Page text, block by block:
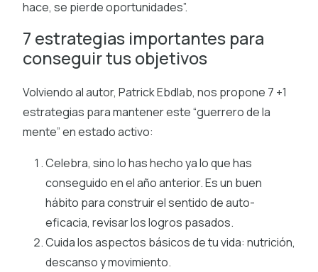
hace, se pierde oportunidades”.
7 estrategias importantes para
conseguir tus objetivos
Volviendo al autor, Patrick Ebdlab, nos propone 7 +1
estrategias para mantener este “guerrero de la
mente” en estado activo:
Celebra, sino lo has hecho ya lo que has
conseguido en el año anterior. Es un buen
hábito para construir el sentido de auto-
eficacia, revisar los logros pasados.
Cuida los aspectos básicos de tu vida: nutrición,
descanso y movimiento.